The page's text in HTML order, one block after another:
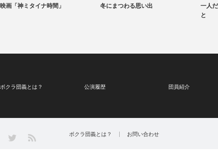
映画「神ミタイナ時間」 冬にまつわる思い出
一人
と
ボクラ団義とは？ 公演履歴 団員紹介
Twitter ボクラ団義とは？ お問い合わせ